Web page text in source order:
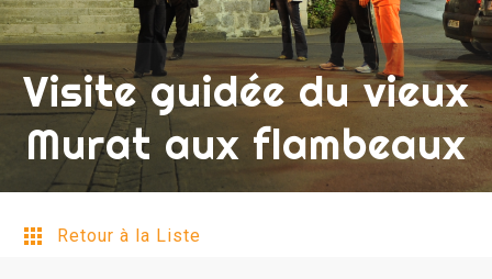
Visite guidée du vieux
Murat aux flambeaux
Retour à la Liste